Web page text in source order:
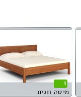
1
מיטה זוגית